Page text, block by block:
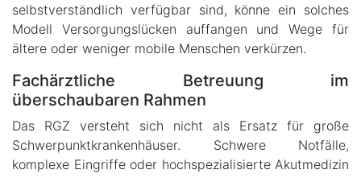
selbstverständlich verfügbar sind, könne ein solches
Modell Versorgungslücken auffangen und Wege für
ältere oder weniger mobile Menschen verkürzen.
Fachärztliche Betreuung im
überschaubaren Rahmen
Das RGZ versteht sich nicht als Ersatz für große
Schwerpunktkrankenhäuser. Schwere Notfälle,
komplexe Eingriffe oder hochspezialisierte Akutmedizin